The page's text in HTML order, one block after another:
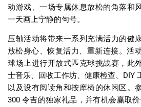
动游戏、一场专属休息放松的角落和
一天画上宁静的句号。
压轴活动将带来一系列充满活力的健
放松身心、恢复活力、重新连接。活
球场上进行开放式匹克球挑战赛，此
士音乐、回收工作坊、健康检查、 DIY
以及设有阅读角和按摩椅的休闲区。
300 令吉的独家礼品，并有机会赢取